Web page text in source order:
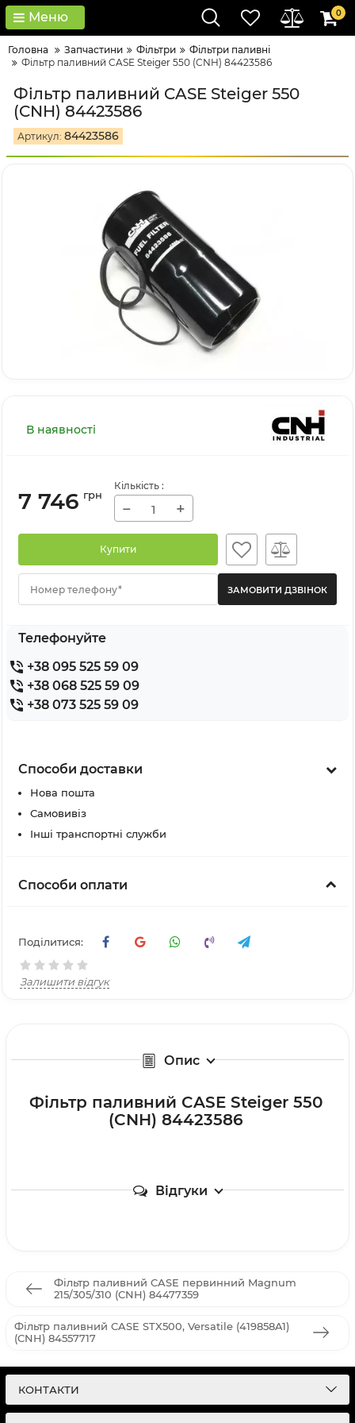
Меню 0
Головна Запчастини Фільтри
Фільтри паливні
Фільтр паливний CASE Steiger 550 (CNH) 84423586
Фільтр паливний CASE Steiger 550
(CNH) 84423586
Артикул: 84423586
В наявності
7 746 грн
Кількість :
− +
Купити
Номер телефону*
Телефонуйте
+38 095 525 59 09
+38 068 525 59 09
+38 073 525 59 09
Способи доставки
Нова пошта
Самовивіз
Інші транспортні служби
Способи оплати
Поділитися:
Залишити відгук
Опис
Фільтр паливний CASE Steiger 550
(CNH) 84423586
Відгуки
Фільтр паливний CASE первинний Magnum
215/305/310 (CNH) 84477359
Фільтр паливний CASE STX500, Versatile (419858A1)
(CNH) 84557717
КОНТАКТИ